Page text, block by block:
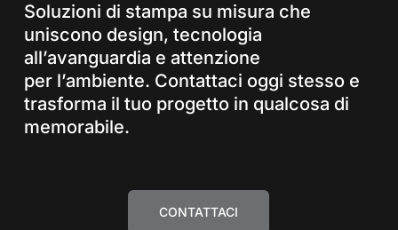
Soluzioni di stampa su misura che
uniscono design, tecnologia
all’avanguardia e attenzione
per l’ambiente. Contattaci oggi stesso e
trasforma il tuo progetto in qualcosa di
memorabile.
CONTATTACI